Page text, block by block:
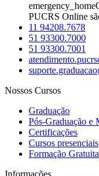
emergency_home
PUCRS Online
11 94208.7678
51 93300.7000
51 93300.7001
Nossos Cursos
Graduação
Pós-Graduação e
Certificações
Cursos presenciais
Formação Gratuita